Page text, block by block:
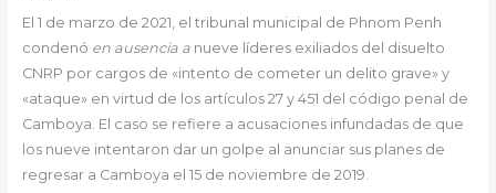
El 1 de marzo de 2021, el tribunal municipal de Phnom Penh
condenó en ausencia anueve líderes exiliados del disuelto
CNRP por cargos de «intento de cometer un delito grave» y
«ataque» en virtud de los artículos 27 y 451 del código penal de
Camboya. El caso se refiere a acusaciones infundadas de que
los nueve intentaron dar un golpe al anunciar sus planes de
regresar a Camboya el 15 de noviembre de 2019.